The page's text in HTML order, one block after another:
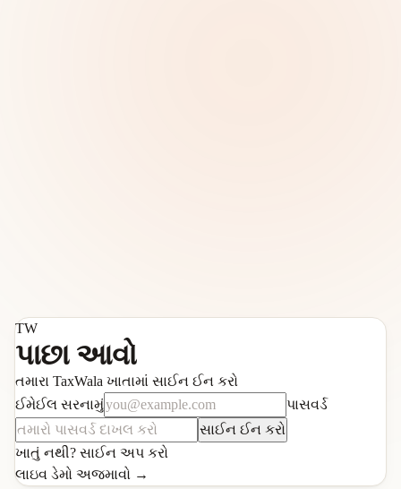
TW
પાછા આવો
તમારા TaxWala ખાતામાં સાઈન ઈન કરો
ઈમેઈલ સરનામું
પાસવર્ડ
સાઈન ઈન કરો
ખાતું નથી? સાઈન અપ કરો
લાઇવ ડેમો અજમાવો →